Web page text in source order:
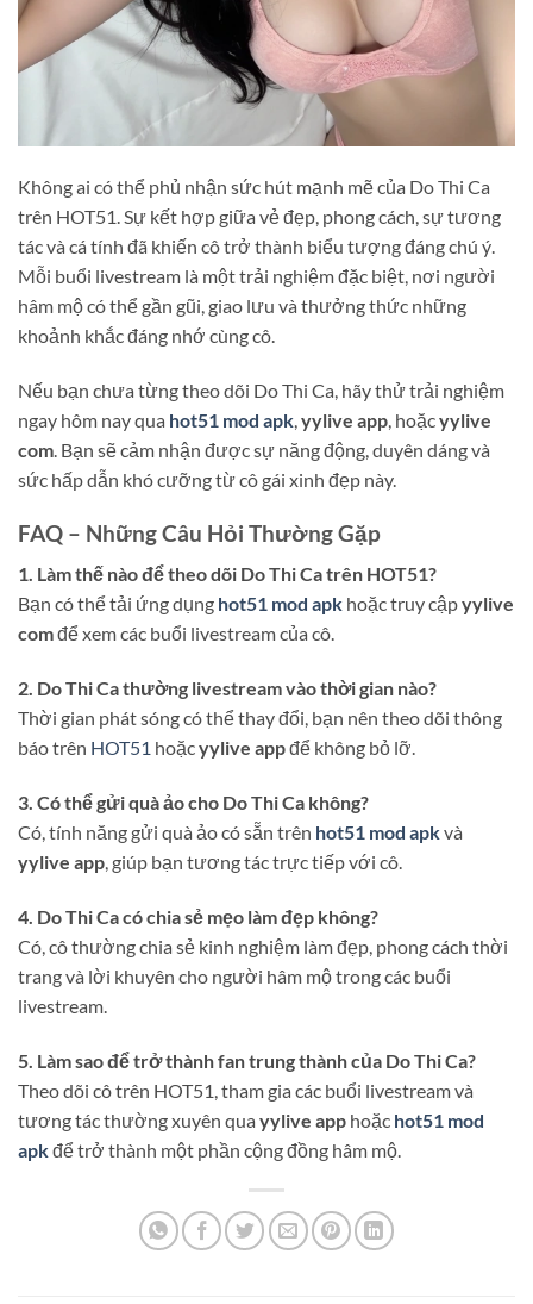
Không ai có thể phủ nhận sức hút mạnh mẽ của Do Thi Ca
trên HOT51. Sự kết hợp giữa vẻ đẹp, phong cách, sự tương
tác và cá tính đã khiến cô trở thành biểu tượng đáng chú ý.
Mỗi buổi livestream là một trải nghiệm đặc biệt, nơi người
hâm mộ có thể gần gũi, giao lưu và thưởng thức những
khoảnh khắc đáng nhớ cùng cô.
Nếu bạn chưa từng theo dõi Do Thi Ca, hãy thử trải nghiệm
ngay hôm nay qua hot51 mod apk,yylive app, hoặcyylive
com. Bạn sẽ cảm nhận được sự năng động, duyên dáng và
sức hấp dẫn khó cưỡng từ cô gái xinh đẹp này.
FAQ – Những Câu Hỏi Thường Gặp
1. Làm thế nào để theo dõi Do Thi Ca trên HOT51?
Bạn có thể tải ứng dụng hot51 mod apk hoặc truy cậpyylive
comđể xem các buổi livestream của cô.
2. Do Thi Ca thường livestream vào thời gian nào?
Thời gian phát sóng có thể thay đổi, bạn nên theo dõi thông
báo trên HOT51 hoặcyylive appđể không bỏ lỡ.
3. Có thể gửi quà ảo cho Do Thi Ca không?
Có, tính năng gửi quà ảo có sẵn trên hot51 mod apkvà
yylive app, giúp bạn tương tác trực tiếp với cô.
4. Do Thi Ca có chia sẻ mẹo làm đẹp không?
Có, cô thường chia sẻ kinh nghiệm làm đẹp, phong cách thời
trang và lời khuyên cho người hâm mộ trong các buổi
livestream.
5. Làm sao để trở thành fan trung thành của Do Thi Ca?
Theo dõi cô trên HOT51, tham gia các buổi livestream và
tương tác thường xuyên qua yylive app hoặc hot51 mod
apkđể trở thành một phần cộng đồng hâm mộ.